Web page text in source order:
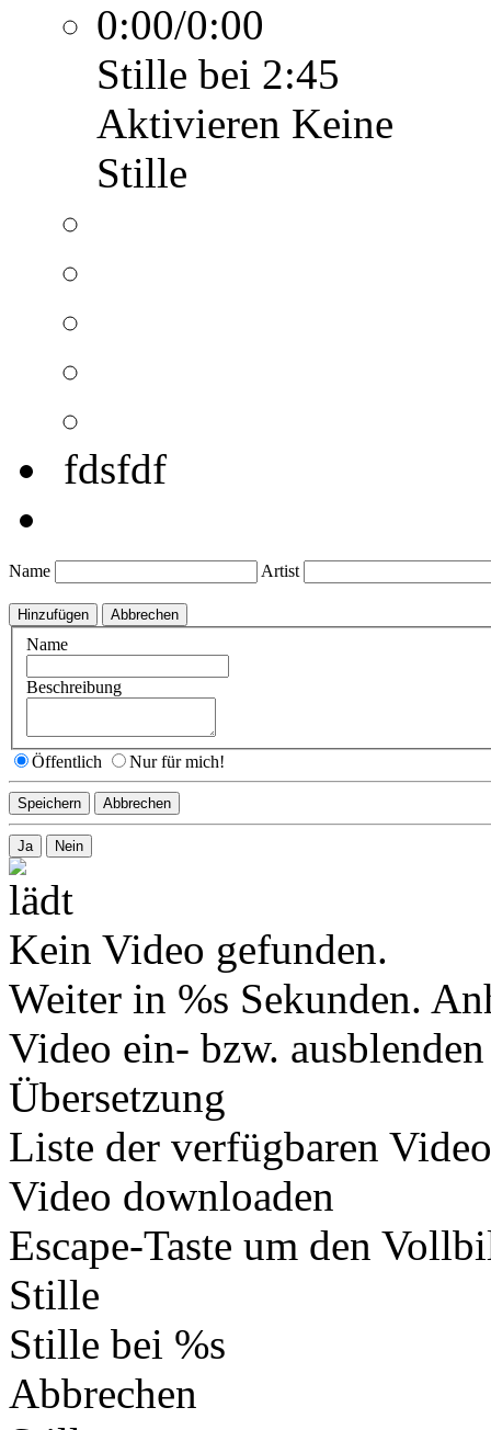
0:00/0:00
Stille bei 2:45
Aktivieren Keine
Stille
fdsfdf
Name Artist
Name
Beschreibung
Öffentlich Nur für mich!
Kein Video gefunden.
Weiter in %s Sekunden.
Video ein- bzw. ausblenden
Übersetzung
Liste der verfügbaren
Video downloaden
Escape-Taste um den
Stille
Stille bei %s
Abbrechen